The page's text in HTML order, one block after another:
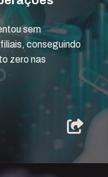
sem
conseguindo
zero nas